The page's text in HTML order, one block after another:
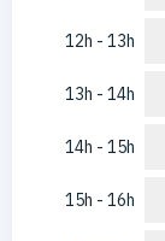
12h - 13h
13h - 14h
14h - 15h
15h - 16h